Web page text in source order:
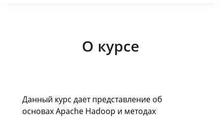
О курсе
Данный курс дает представление об
основах Apache Hadoop и методах